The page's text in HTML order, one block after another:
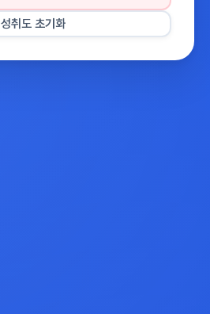
성취도 초기화